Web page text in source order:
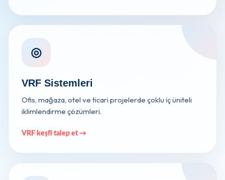
◎
VRF Sistemleri
Ofis, mağaza, otel ve ticari projelerde çoklu iç üniteli
iklimlendirme çözümleri.
VRF keşfi talep et →